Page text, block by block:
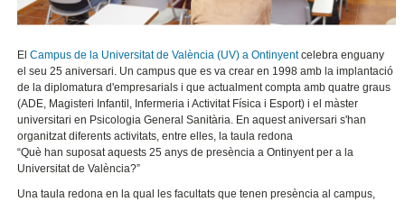
ElCampus de la Universitat de València (UV) a Ontinyentcelebra enguany
el seu 25 aniversari. Un campus que es va crear en 1998 amb la implantació
de la diplomatura d'empresarials i que actualment compta amb quatre graus
(ADE, Magisteri Infantil, Infermeria i Activitat Física i Esport) i el màster
universitari en Psicologia General Sanitària. En aquest aniversari s'han
organitzat diferents activitats, entre elles, la taula redona
“Què han suposat aquests 25 anys de presència a Ontinyent per a la
Universitat de València?”
Una taula redona en la qual les facultats que tenen presència al campus,